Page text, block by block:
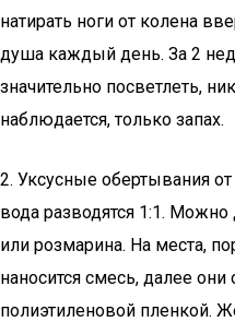
натирать ноги от колена
душа каждый день. За 2
значительно посветлеть,
наблюдается, только запах.
2. Уксусные обертывания
вода разводятся 1:1.
или розмарина. На места,
наносится смесь, далее они
полиэтиленовой пленкой.